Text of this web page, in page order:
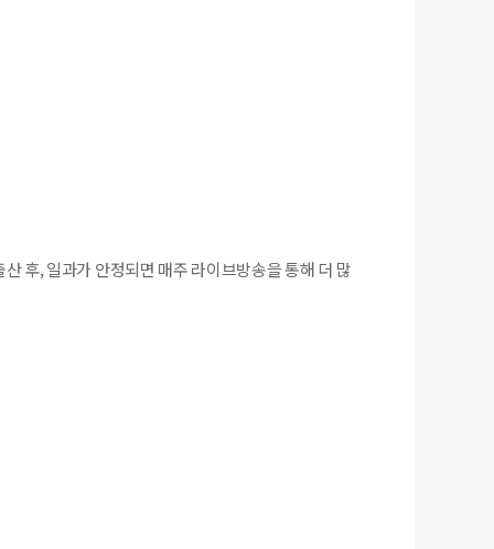
후, 일과가 안정되면 매주 라이브방송을 통해 더 많